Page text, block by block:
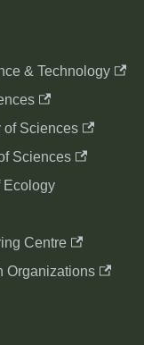
& Technology
of Sciences
Sciences
Ecology
Centre
Organizations